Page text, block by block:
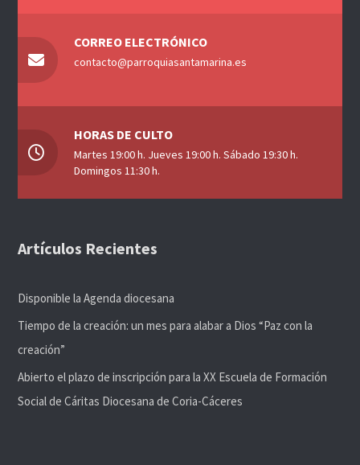
CORREO ELECTRÓNICO
contacto@parroquiasantamarina.es
HORAS DE CULTO
Martes 19:00 h. Jueves 19:00 h. Sábado 19:30 h.
Domingos 11:30 h.
Artículos Recientes
Disponible la Agenda diocesana
Tiempo de la creación: un mes para alabar a Dios “Paz con la
creación”
Abierto el plazo de inscripción para la XX Escuela de Formación
Social de Cáritas Diocesana de Coria-Cáceres